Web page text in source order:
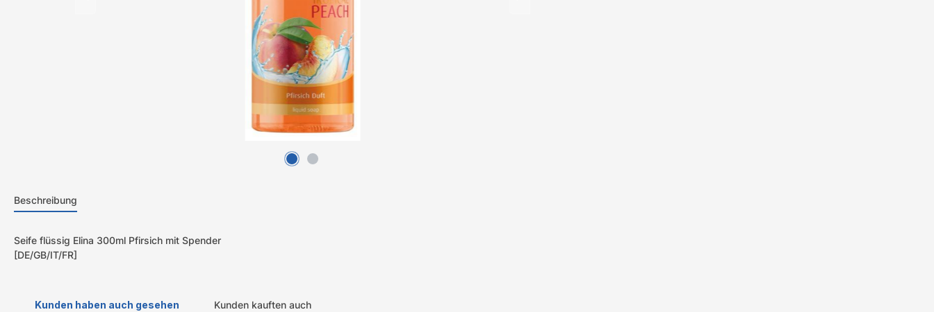
Beschreibung
Seife flüssig Elina 300ml Pfirsich mit Spender
[DE/GB/IT/FR]
Kunden haben auch gesehen Kunden kauften auch